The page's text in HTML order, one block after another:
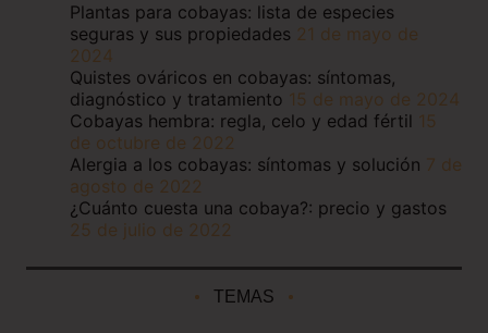
Plantas para cobayas: lista de especies
seguras y sus propiedades 21 de mayo de
2024
Quistes ováricos en cobayas: síntomas,
diagnóstico y tratamiento 15 de mayo de 2024
Cobayas hembra: regla, celo y edad fértil 15
de octubre de 2022
Alergia a los cobayas: síntomas y solución 7 de
agosto de 2022
¿Cuánto cuesta una cobaya?: precio y gastos
25 de julio de 2022
TEMAS